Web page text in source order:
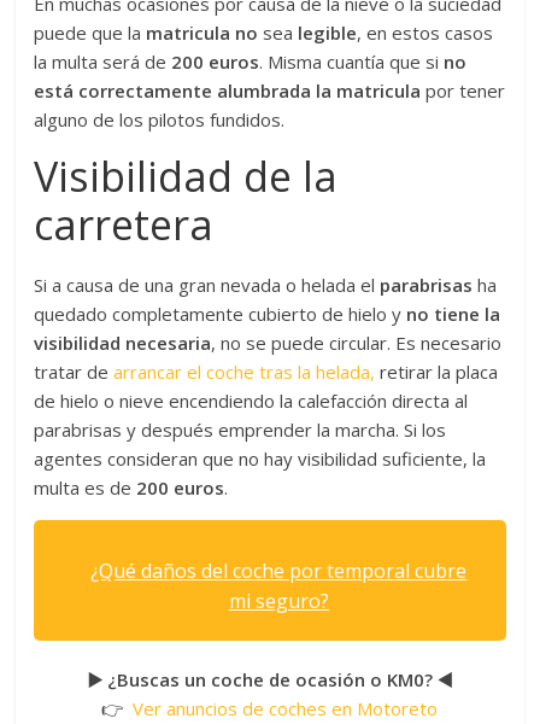
puede que la matricula no sea legible, en estos casos
la multa será de 200 euros. Misma cuantía que si no
está correctamente alumbrada la matricula por tener
alguno de los pilotos fundidos.
Visibilidad de la
carretera
Si a causa de una gran nevada o helada el parabrisas ha
quedado completamente cubierto de hielo y no tiene la
visibilidad necesaria, no se puede circular. Es necesario
tratar dearrancar el coche tras la helada, retirar la placa
de hielo o nieve encendiendo la calefacción directa al
parabrisas y después emprender la marcha. Si los
agentes consideran que no hay visibilidad suficiente, la
multa es de 200 euros.
¿Qué daños del coche por temporal cubre
mi seguro?
▶️ ¿Buscas un coche de ocasión o KM0? ◀️
👉Ver anuncios de coches en Motoreto